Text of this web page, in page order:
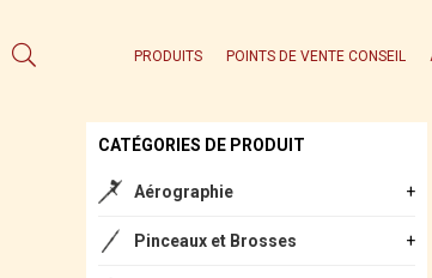
PRODUITS POINTS DE VENTE CONSEIL
CATÉGORIES DE PRODUIT
Aérographie
Pinceaux et Brosses